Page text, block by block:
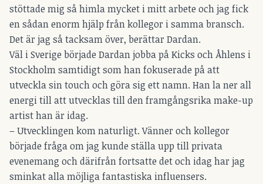
stöttade mig så himla mycket i mitt arbete och jag fick
en sådan enorm hjälp från kollegor i samma bransch.
Det är jag så tacksam över, berättar Dardan.
Väl i Sverige började Dardan jobba på Kicks och Åhlens i
Stockholm samtidigt som han fokuserade på att
utveckla sin touch och göra sig ett namn. Han la ner all
energi till att utvecklas till den framgångsrika make-up
artist han är idag.
– Utvecklingen kom naturligt. Vänner och kollegor
började fråga om jag kunde ställa upp till privata
evenemang och därifrån fortsatte det och idag har jag
sminkat alla möjliga fantastiska influensers.